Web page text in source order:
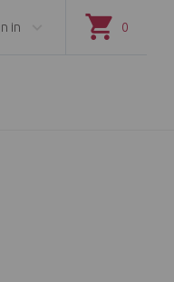
0
in